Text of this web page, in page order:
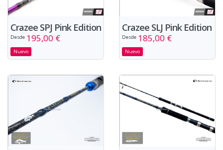
Crazee SPJ Pink Edition
Desde 195,00 €
Nuevo
Crazee SLJ Pink Edition
Desde 185,00 €
Nuevo